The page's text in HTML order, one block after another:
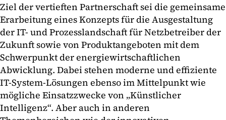
Ziel der vertieften Partnerschaft sei die gemeinsame
Erarbeitung eines Konzepts für die Ausgestaltung
der IT- und Prozesslandschaft für Netzbetreiber der
Zukunft sowie von Produktangeboten mit dem
Schwerpunkt der energiewirtschaftlichen
Abwicklung. Dabei stehen moderne und effiziente
IT-System-Lösungen ebenso im Mittelpunkt wie
mögliche Einsatzzwecke von „Künstlicher
Intelligenz“. Aber auch in anderen